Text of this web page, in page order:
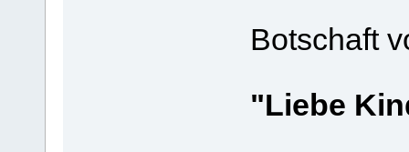
Botschaft
"Liebe